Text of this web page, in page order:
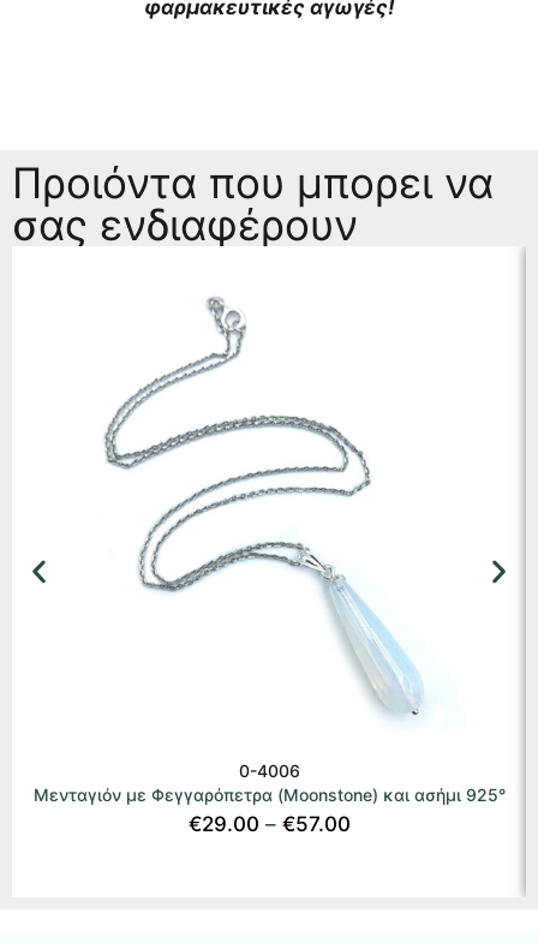
φαρμακευτικές αγωγές!
Προιόντα που μπορει να
σας ενδιαφέρουν
0-4006
Μενταγιόν με Φεγγαρόπετρα (Moonstone) και ασήμι 925°
€29.00 – €57.00